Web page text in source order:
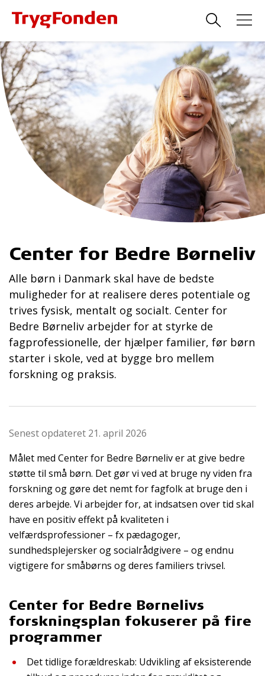
Center for Bedre Børneliv
Alle børn i Danmark skal have de bedste
muligheder for at realisere deres potentiale og
trives fysisk, mentalt og socialt. Center for
Bedre Børneliv arbejder for at styrke de
fagprofessionelle, der hjælper familier, før børn
starter i skole, ved at bygge bro mellem
forskning og praksis.
Senest opdateret 21. april 2026
Målet med Center for Bedre Børneliv er at give bedre
støtte til små børn. Det gør vi ved at bruge ny viden fra
forskning og gøre det nemt for fagfolk at bruge den i
deres arbejde. Vi arbejder for, at indsatsen over tid skal
have en positiv effekt på kvaliteten i
velfærdsprofessioner – fx pædagoger,
sundhedsplejersker og socialrådgivere – og endnu
vigtigere for småbørns og deres familiers trivsel.
Center for Bedre Børnelivs
forskningsplan fokuserer på fire
programmer
Det tidlige forældreskab: Udvikling af eksisterende